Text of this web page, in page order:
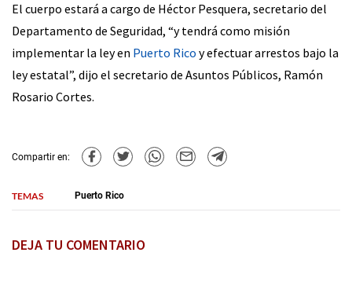
El cuerpo estará a cargo de Héctor Pesquera, secretario del
Departamento de Seguridad, “y tendrá como misión
implementar la ley en Puerto Rico y efectuar arrestos bajo la
ley estatal”, dijo el secretario de Asuntos Públicos, Ramón
Rosario Cortes.
Compartir en:
TEMAS Puerto Rico
DEJA TU COMENTARIO